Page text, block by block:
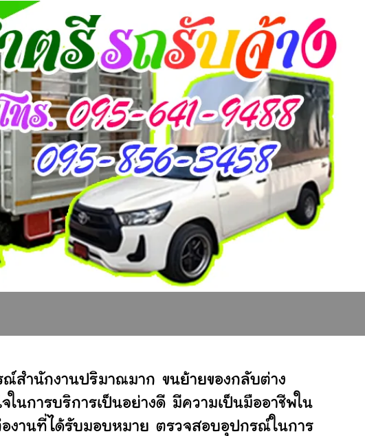
สำนักงานปริมาณมาก ขนย้ายของกลับต่าง
นการบริการเป็นอย่างดี มีความเป็นมืออาชีพใน
งานที่ได้รับมอบหมาย ตรวจสอบอุปกรณ์ในการ